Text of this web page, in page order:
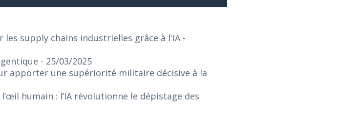
supply chains industrielles grâce à l'IA -
- 25/03/2025
apporter une supériorité militaire décisive à la
humain : l’IA révolutionne le dépistage des